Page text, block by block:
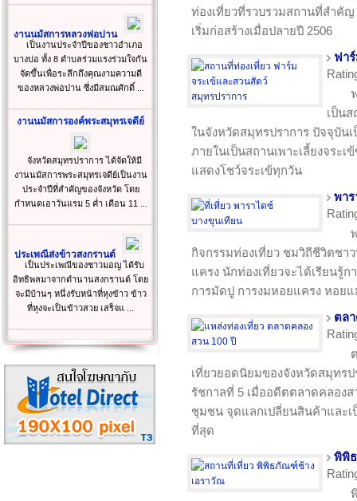
งานนมัสการหลวงพ่อปาน
เป็นงานประจำปีของชาวอำเภอ
บางบ่อ ทั้ง 8 ตำบลร่วมแรงร่วมใจกัน
จัดขึ้นเพื่อระลึกถึงคุณงามความดี
ของหลวงพ่อปาน ซึ่งมีสมณศักดิ์ ...
งานนมัสการองค์พระสมุทรเจดีย์
จังหวัดสมุทรปราการ ได้จัดให้มี
งานนมัสการพระสมุทรเจดีย์เป็นงาน
ประจำปีที่สำคัญของจังหวัด โดย
กำหนดเอาวันแรม 5 ค่ำ เดือน 11 ...
ประเพณีส่งข้าวสงกรานต์
เป็นประเพณีของชาวมอญ ได้รับ
อิทธิพลมาจากตำนานสงกรานต์ โดย
จะมีบ้านๆ หนึ่งรับหน้าที่หุงข้าว ข้าว
ที่หุงจะเป็นข้าวสวย เสร็จแ ...
ท่องเที่ยวที่รวบรวมสถานที่สำคั
เริ่มก่อสร้างเมื่อปลายปี 2506
ฟา
เป็น
ในจังหวัดสมุทรปราการ ปัจจุบัน
ภายในเป็นสถานเพาะเลี้ยงจระ
แสดงโชว์จระเข้ทุกวัน
พา
กิจกรรมท่องเที่ยว ชมวิถีชีวิตชา
แครง นักท่องเที่ยวจะได้เรียนรู้
การมัดปู การงมหอยแครง หอย
ตล
เที่ยวยอดนิยมของจังหวัดสมุทร
รัชกาลที่ 5 เมื่ออดีตตลาดคลอง
ชุมชน จุดแลกเปลี่ยนสินค้าและ
ที่สุด
พิพิ